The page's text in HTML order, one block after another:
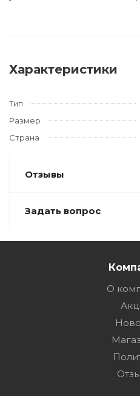
Характеристики
Тип
Размер
Страна
Отзывы
Задать вопрос
О